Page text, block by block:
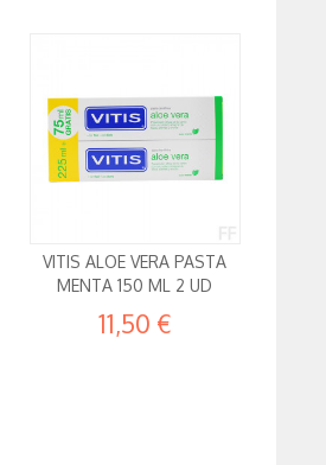
VITIS ALOE VERA PASTA
MENTA 150 ML 2 UD
11,50 €